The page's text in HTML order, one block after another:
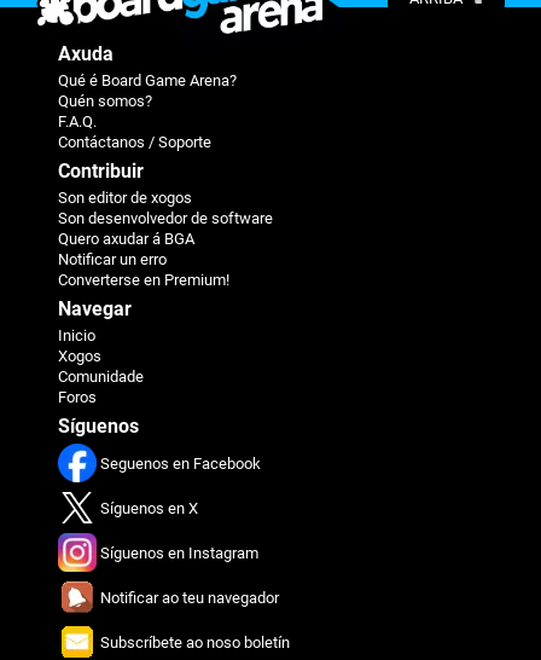
Axuda
Qué é Board Game Arena?
Quén somos?
F.A.Q.
Contáctanos / Soporte
Contribuir
Son editor de xogos
Son desenvolvedor de software
Quero axudar á BGA
Notificar un erro
Converterse en Premium!
Navegar
Inicio
Xogos
Comunidade
Foros
Síguenos
Seguenos en Facebook
Síguenos en X
Síguenos en Instagram
Notificar ao teu navegador
Subscríbete ao noso boletín